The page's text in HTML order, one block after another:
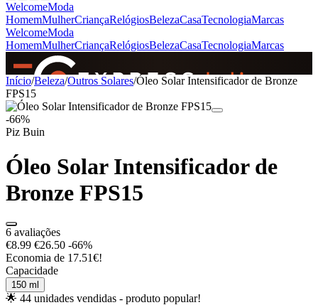
WelcomeModa
HomemMulherCriançaRelógiosBelezaCasaTecnologiaMarcas
WelcomeModa
HomemMulherCriançaRelógiosBelezaCasaTecnologiaMarcas
SINCE 2005
+de 36.000 reviews
Início/Beleza/Outros Solares/Óleo Solar Intensificador de Bronze
FPS15
-66%
Piz Buin
Óleo Solar Intensificador de
Bronze FPS15
6 avaliações
€8.99 €26.50 -66%
Economia de 17.51€!
Capacidade
150 ml
🌟 44 unidades vendidas - produto popular!